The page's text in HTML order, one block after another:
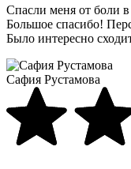
Спасли меня от боли
Большое спасибо!
Было интересно
Сафия Рустамова